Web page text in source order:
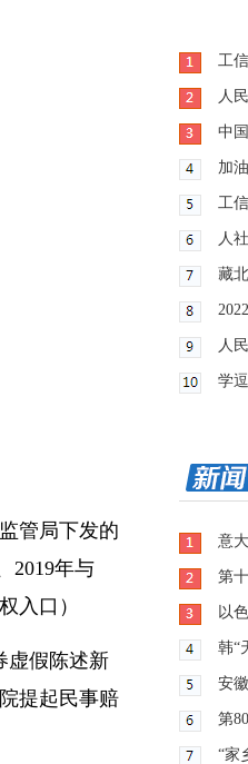
管局下发的
2019年与
入口）
虚假陈述新
提起民事赔
工
人
中
加
工
人
藏
人
学
意
第
以
韩“
安
第
“家